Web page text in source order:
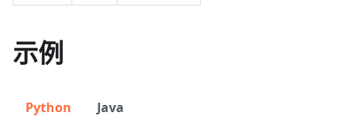
示例
Python Java